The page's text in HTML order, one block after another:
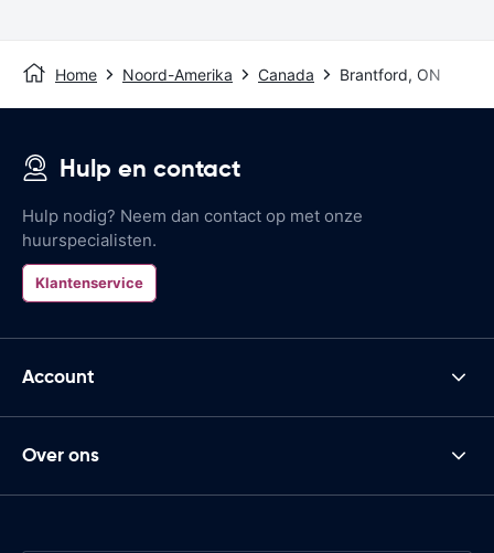
Home Noord-Amerika Canada Brantford, ON
Hulp en contact
Hulp nodig? Neem dan contact op met onze
huurspecialisten.
Klantenservice
Account
Over ons